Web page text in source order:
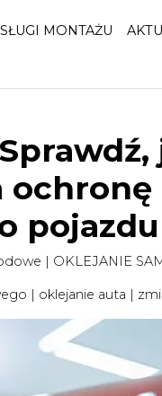
MONTAŻU
ochronę
pojazdu
| OKLEJANIE
| oklejanie auta |